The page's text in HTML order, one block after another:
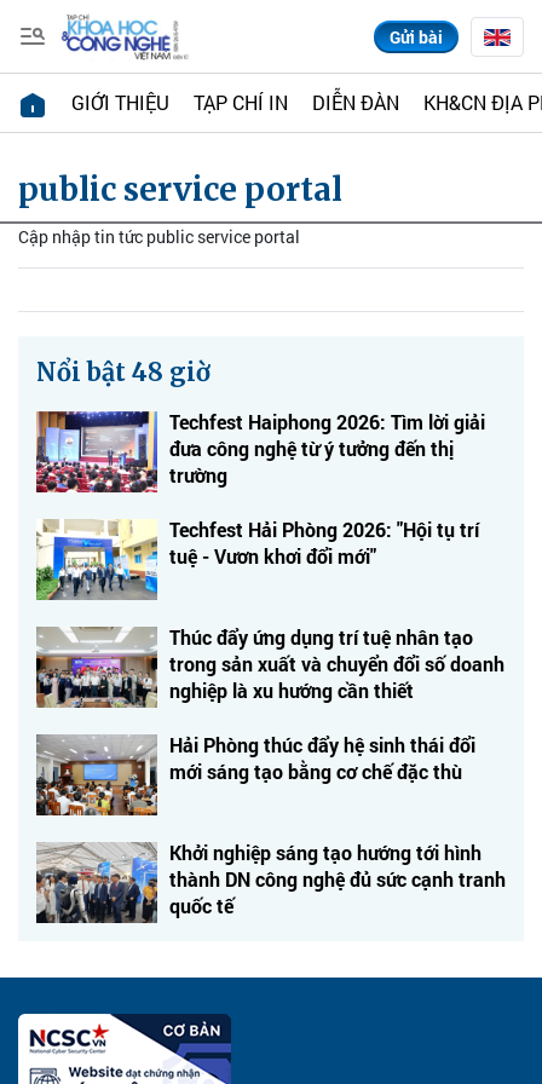
Gửi bài
GIỚI THIỆU TẠP CHÍ IN DIỄN ĐÀN KH&CN ĐỊA
public service portal
Cập nhập tin tức public service portal
Nổi bật 48 giờ
Techfest Haiphong 2026: Tìm lời giải
đưa công nghệ từ ý tưởng đến thị
trường
Techfest Hải Phòng 2026: "Hội tụ trí
tuệ - Vươn khơi đổi mới"
Thúc đẩy ứng dụng trí tuệ nhân tạo
trong sản xuất và chuyển đổi số doanh
nghiệp là xu hướng cần thiết
Hải Phòng thúc đẩy hệ sinh thái đổi
mới sáng tạo bằng cơ chế đặc thù
Khởi nghiệp sáng tạo hướng tới hình
thành DN công nghệ đủ sức cạnh tranh
quốc tế